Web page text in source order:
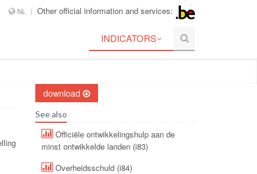
NL Other official information and services:
INDICATORS
download
See also
Officiële ontwikkelingshulp aan de
minst ontwikkelde landen (i83)
Overheidsschuld (i84)